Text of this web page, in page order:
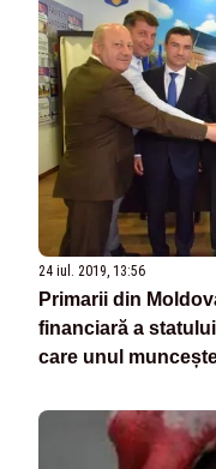
24 iul. 2019, 13:56
Primarii din
financiară a
care unul
în România”